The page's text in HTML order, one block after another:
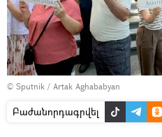
© Sputnik / Artak Aghababyan
Բաժանորդագրվել